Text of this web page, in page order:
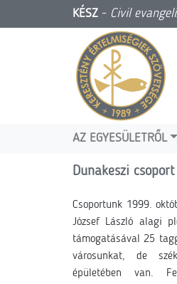
KÉSZ - Civil
AZ EGYESÜLETRŐL
Dunakeszi csoport
Csoportunk 1999.
József László alagi
támogatásával 25
városunkat, de
épületében van.